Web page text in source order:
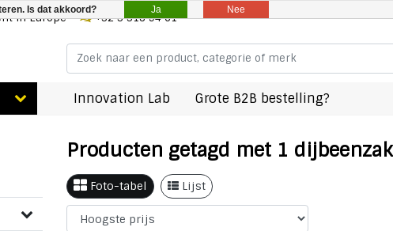
in Europe +32 3 318 94 61
Innovation Lab Grote B2B bestelling?
Producten getagd met 1 dijbeenzak
Foto-tabel Lijst
Is dat akkoord? Ja Nee